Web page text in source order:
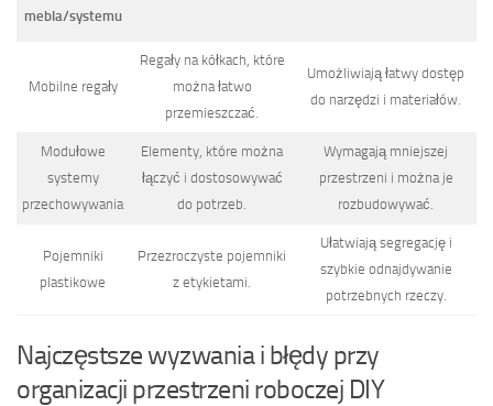
mebla/systemu
Mobilne regały
Regały na kółkach, które
można łatwo
przemieszczać.
Umożliwiają łatwy dostęp
do narzędzi i materiałów.
Modułowe
systemy
przechowywania
Elementy, które można
łączyć i dostosowywać
do potrzeb.
Wymagają mniejszej
przestrzeni i można je
rozbudowywać.
Pojemniki
plastikowe
Przezroczyste pojemniki
z etykietami.
Ułatwiają segregację i
szybkie odnajdywanie
potrzebnych rzeczy.
Najczęstsze wyzwania i błędy przy
organizacji przestrzeni roboczej DIY